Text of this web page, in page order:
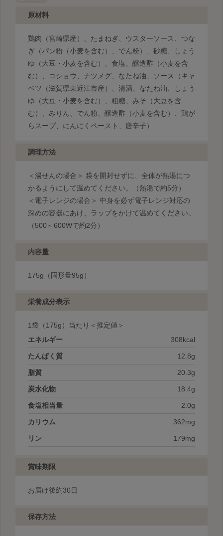
原材料
鶏肉（宮崎県産）、たまねぎ、ウスターソース、つな
ぎ（パン粉（小麦を含む）、でん粉）、砂糖、しょう
ゆ（大豆・小麦を含む）、食塩、醸造酢（小麦を含
む）、コショウ、ナツメグ、なたね油、ソース（キャ
ベツ（滋賀県東近江市産）、清酒、なたね油、しょう
ゆ（大豆・小麦を含む）、粗糖、みそ（大豆を含
む）、みりん、でん粉、醸造酢（小麦を含む）、鶏が
らスープ、にんにくペースト、唐辛子）
調理方法
＜湯せんの場合＞ 袋を開封せずに、全体が熱湯につ
かるようにして温めてください。（熱湯で約5分）
＜電子レンジの場合＞ 中身を必ず電子レンジ対応の
深めの容器にあけ、ラップをかけて温めてください。
（500～600Wで約2分）
内容量
175g（固形量95g）
栄養成分表示
1袋 （175g）当たり＜推定値＞
エネルギー
308kcal
たんぱく質 12.8g
脂質 20.3g
炭水化物 18.4g
食塩相当量 2.0g
カリウム 362mg
リン 179mg
賞味期限
お届け後約30日
保存方法